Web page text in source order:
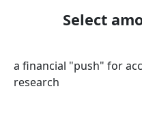
Select
a financial "push" for
research